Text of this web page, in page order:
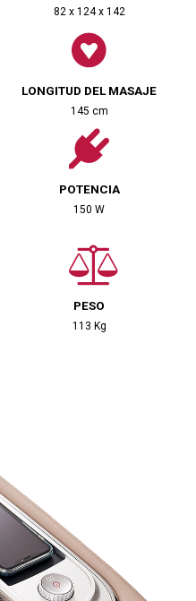
82 x 124 x 142
LONGITUD DEL MASAJE
145 cm
POTENCIA
150 W
PESO
113 Kg